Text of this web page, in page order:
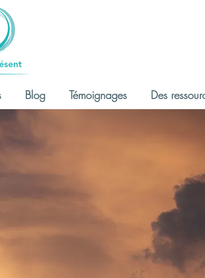
Blog Témoignages Des